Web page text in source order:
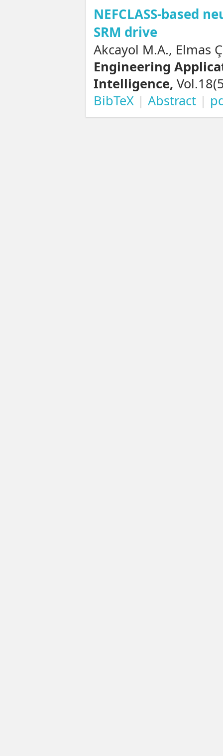
NEFCLASS-based
SRM drive
Akcayol M.A., Elmas
Engineering
Intelligence,
BibTeX | Abstract |